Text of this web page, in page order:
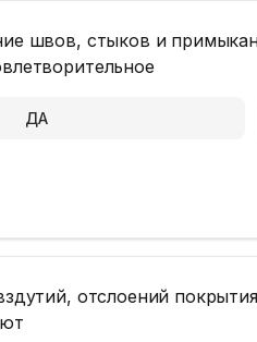
швов, стыков и
ДА
отслоений